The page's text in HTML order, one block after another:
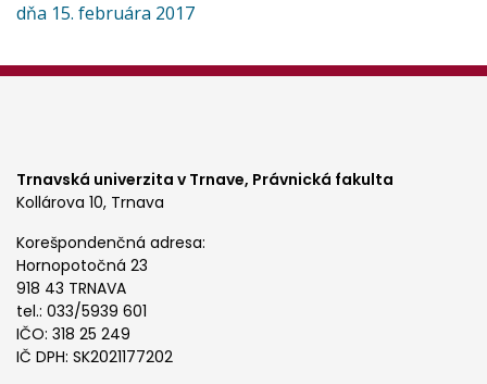
dňa 15. februára 2017
Trnavská univerzita v Trnave, Právnická fakulta
Kollárova 10, Trnava
Korešpondenčná adresa:
Hornopotočná 23
918 43 TRNAVA
tel.: 033/5939 601
IČO: 318 25 249
IČ DPH: SK2021177202